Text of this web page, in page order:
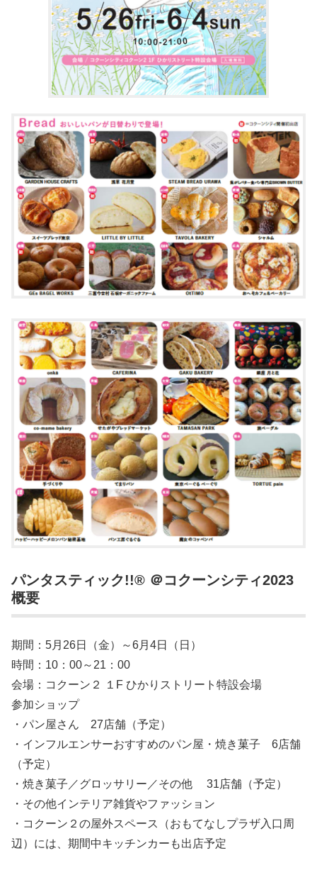
パンタスティック!!® ＠コクーンシティ2023
概要
期間：5月26日（金）～6月4日（日）
時間：10：00～21：00
会場：コクーン２ １F ひかりストリート特設会場
参加ショップ
・パン屋さん 27店舗（予定）
・インフルエンサーおすすめのパン屋・焼き菓子 6店舗
（予定）
・焼き菓子／グロッサリー／その他 31店舗（予定）
・その他インテリア雑貨やファッション
・コクーン２の屋外スペース（おもてなしプラザ入口周
辺）には、期間中キッチンカーも出店予定